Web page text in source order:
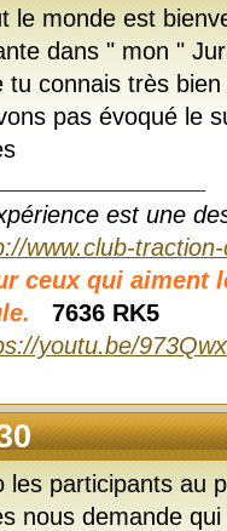
le monde est
dans " mon "
tu connais très
pas évoqué le
est une
www.club-
ceux qui aiment
7636 RK5
youtu.be/
les participants au
nous demande